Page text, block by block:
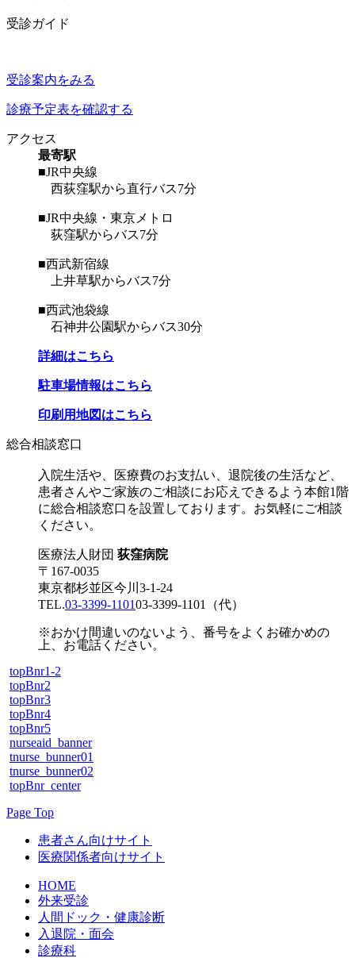
受診ガイド
受診案内をみる
診療予定表を確認する
アクセス
最寄駅
■JR中央線
西荻窪駅から直行バス7分
■JR中央線・東京メトロ
荻窪駅からバス7分
■西武新宿線
上井草駅からバス7分
■西武池袋線
石神井公園駅からバス30分
詳細はこちら
駐車場情報はこちら
印刷用地図はこちら
総合相談窓口
入院生活や、医療費のお支払い、退院後の生活など、
患者さんやご家族のご相談にお応えできるよう本館1階
に総合相談窓口を設置しております。お気軽にご相談
ください。
医療法人財団 荻窪病院
〒167-0035
東京都杉並区今川3-1-24
TEL.03-3399-110103-3399-1101 （代）
※おかけ間違いのないよう、番号をよくお確かめの
上、お電話ください。
topBnr1-2
topBnr2
topBnr3
topBnr4
topBnr5
nurseaid_banner
tnurse_bunner01
tnurse_bunner02
topBnr_center
Page Top
患者さん向けサイト
医療関係者向けサイト
HOME
外来受診
人間ドック・健康診断
入退院・面会
診療科